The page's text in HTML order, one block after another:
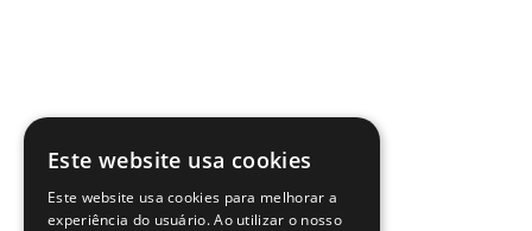
Este website usa cookies
Este website usa cookies para melhorar a
experiência do usuário. Ao utilizar o nosso